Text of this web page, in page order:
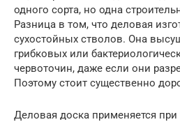
одного сорта, но одна
Разница в том, что деловая
сухостойных стволов. Она
грибковых или
червоточин, даже если они
Поэтому стоит существенно
Деловая доска применяется при